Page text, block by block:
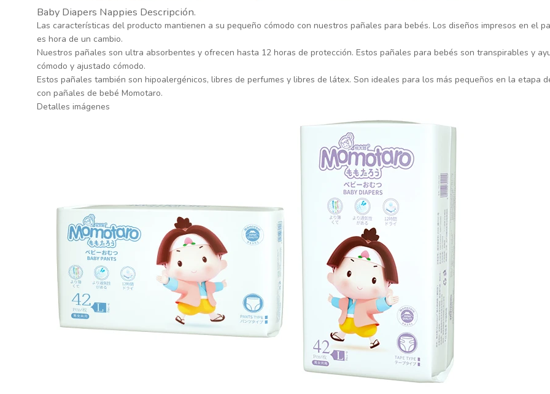
Baby Diapers Nappies Descripción.
Las características del producto mantienen a su pequeño cómodo con nuestros pañales para bebés. Los diseños impresos en el
es hora de un cambio.
Nuestros pañales son ultra absorbentes y ofrecen hasta 12 horas de protección. Estos pañales para bebés son transpirables y
cómodo y ajustado cómodo.
Estos pañales también son hipoalergénicos, libres de perfumes y libres de látex. Son ideales para los más pequeños en la etapa
con pañales de bebé Momotaro.
Detalles imágenes